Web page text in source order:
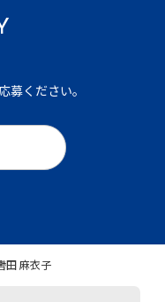
募ください。
田 麻衣子